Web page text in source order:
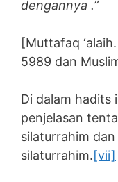
dengannya .”
[Muttafaq
5989 dan
Di dalam hadits
penjelasan
silaturrahim
silaturrahim.[vii]